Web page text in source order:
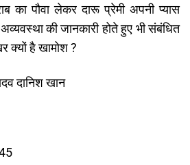
का पौवा लेकर दारू प्रेमी अपनी प्यास
की जानकारी होते हुए भी संबंधित
क्यों है खामोश ?
दानिश खान